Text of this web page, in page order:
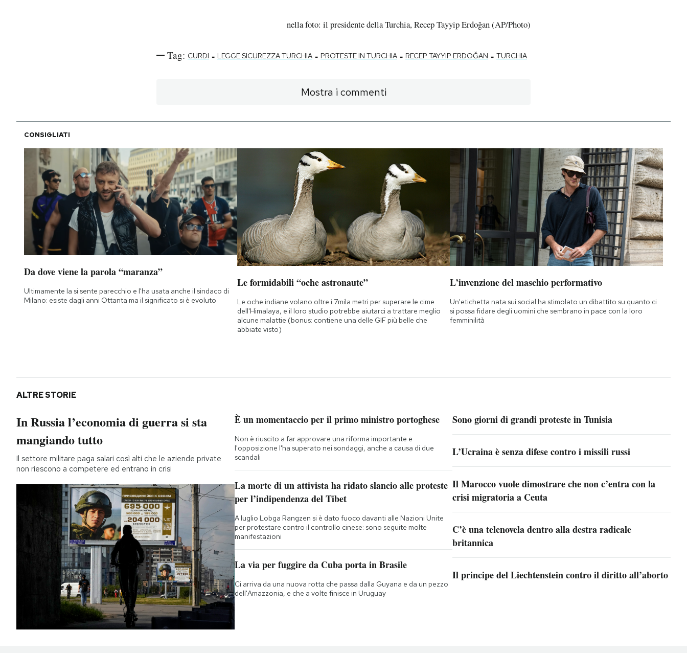
nella foto: il presidente della Turchia, Recep Tayyip Erdoğan (AP/Photo)
Tag: CURDI - LEGGE SICUREZZA TURCHIA - PROTESTE IN TURCHIA - RECEP TAYYIP ERDOĞAN - TURCHIA
Mostra i commenti
CONSIGLIATI
Da dove viene la parola “maranza”
Ultimamente la si sente parecchio e l'ha usata anche il sindaco di
Milano: esiste dagli anni Ottanta ma il significato si è evoluto
Le formidabili “oche astronaute”
Le oche indiane volano oltre i 7mila metri per superare le cime
dell'Himalaya, e il loro studio potrebbe aiutarci a trattare meglio
alcune malattie (bonus: contiene una delle GIF più belle che
abbiate visto)
L’invenzione del maschio performativo
Un'etichetta nata sui social ha stimolato un dibattito su quanto ci
si possa fidare degli uomini che sembrano in pace con la loro
femminilità
ALTRE STORIE
In Russia l’economia di guerra si sta
mangiando tutto
Il settore militare paga salari così alti che le aziende private
non riescono a competere ed entrano in crisi
È un momentaccio per il primo ministro portoghese
Non è riuscito a far approvare una riforma importante e
l'opposizione l'ha superato nei sondaggi, anche a causa di due
scandali
La morte di un attivista ha ridato slancio alle proteste
per l’indipendenza del Tibet
A luglio Lobga Rangzen si è dato fuoco davanti alle Nazioni Unite
per protestare contro il controllo cinese: sono seguite molte
manifestazioni
La via per fuggire da Cuba porta in Brasile
Ci arriva da una nuova rotta che passa dalla Guyana e da un pezzo
dell'Amazzonia, e che a volte finisce in Uruguay
Sono giorni di grandi proteste in Tunisia
L’Ucraina è senza difese contro i missili russi
Il Marocco vuole dimostrare che non c’entra con la
crisi migratoria a Ceuta
C’è una telenovela dentro alla destra radicale
britannica
Il principe del Liechtenstein contro il diritto all’aborto